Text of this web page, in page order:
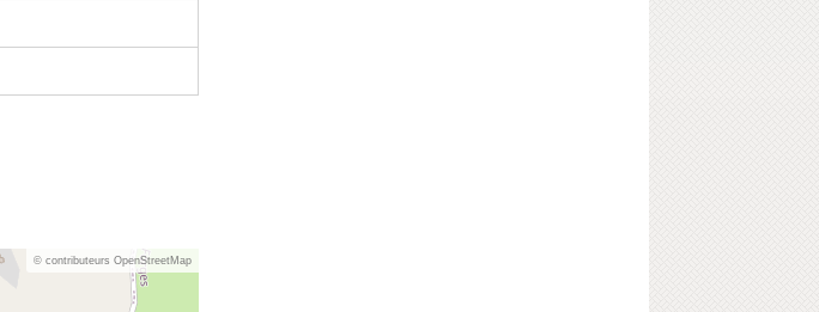
© contributeurs OpenStreetMap